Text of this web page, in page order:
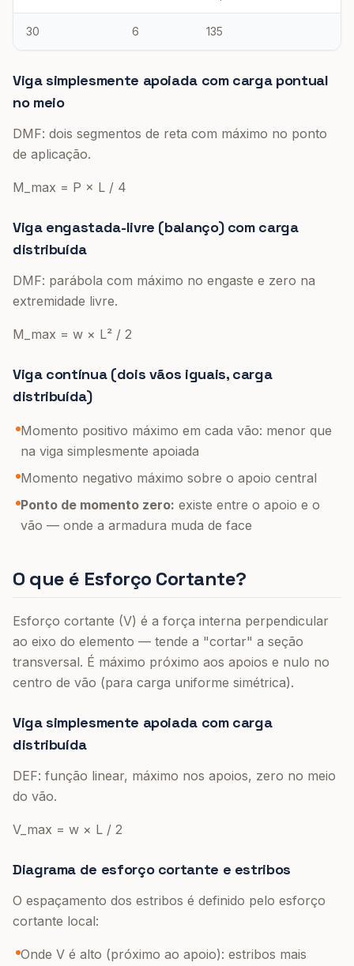
30 6 135
Viga simplesmente apoiada com carga pontual
no meio
DMF: dois segmentos de reta com máximo no ponto
de aplicação.
M_max = P × L / 4
Viga engastada-livre (balanço) com carga
distribuída
DMF: parábola com máximo no engaste e zero na
extremidade livre.
M_max = w × L² / 2
Viga contínua (dois vãos iguais, carga
distribuída)
Momento positivo máximo em cada vão: menor que
na viga simplesmente apoiada
Momento negativo máximo sobre o apoio central
Ponto de momento zero: existe entre o apoio e o
vão — onde a armadura muda de face
O que é Esforço Cortante?
Esforço cortante (V) é a força interna perpendicular
ao eixo do elemento — tende a "cortar" a seção
transversal. É máximo próximo aos apoios e nulo no
centro de vão (para carga uniforme simétrica).
Viga simplesmente apoiada com carga
distribuída
DEF: função linear, máximo nos apoios, zero no meio
do vão.
V_max = w × L / 2
Diagrama de esforço cortante e estribos
O espaçamento dos estribos é definido pelo esforço
cortante local:
Onde V é alto (próximo ao apoio): estribos mais